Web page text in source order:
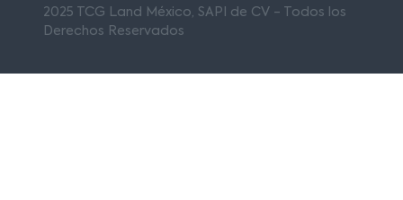
2025 TCG Land México, SAPI de CV - Todos los
Derechos Reservados